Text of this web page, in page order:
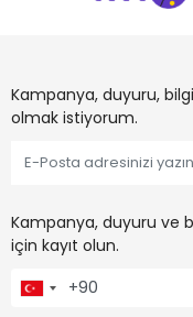
Kampanya, duyuru,
olmak istiyorum.
Kampanya, duyuru ve
için kayıt olun.